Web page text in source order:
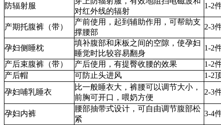
防辐射服
对红外线的辐射
1-2
产期托腹裤（带）
产前使用，起到辅助作用，可帮助支
撑腰部
2-3
孕妇侧睡枕
填补腹部和床板之间的空隙，使孕妇
睡觉时比较容易翻身
1-2
产后束腹裤（带）
产后使用，有提臀收腰的效果
1-2
产后帽
可防止头进风
1-2
孕妇哺乳睡衣
比一般睡衣大，裤腰可以调节大小，
前胸可开口，喂奶方便
2-3
孕妇内裤
腰部抽带式设计，可自由调节腹部松
紧
3-4